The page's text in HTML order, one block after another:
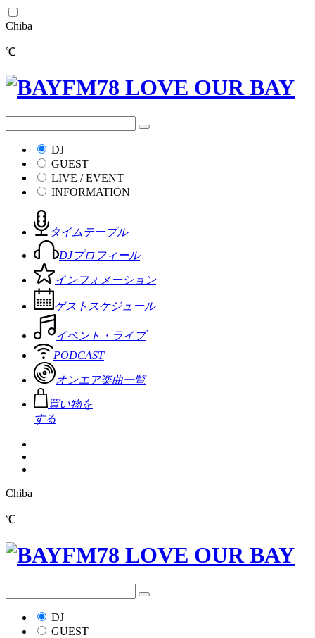
Chiba
℃
DJ
GUEST
LIVE / EVENT
INFORMATION
タイムテーブル
DJプロフィール
インフォメーション
ゲストスケジュール
イベント・ライブ
PODCAST
オンエア楽曲一覧
買い物を
する
Chiba
℃
DJ
GUEST